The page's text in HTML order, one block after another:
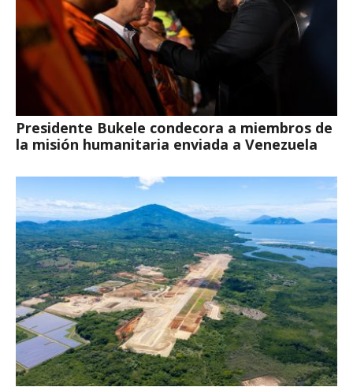
Presidente Bukele condecora a miembros de
la misión humanitaria enviada a Venezuela